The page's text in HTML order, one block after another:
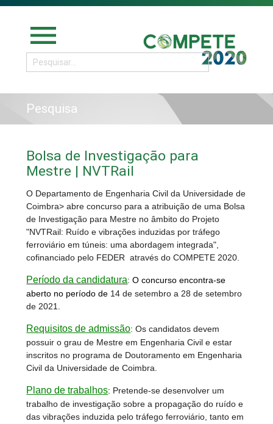
menu
Pesquisa
Bolsa de Investigação para
Mestre | NVTRail
O Departamento de Engenharia Civil da Universidade de
Coimbra> abre concurso para a atribuição de uma Bolsa
de Investigação para Mestre no âmbito do Projeto
"NVTRail: Ruído e vibrações induzidas por tráfego
ferroviário em túneis: uma abordagem integrada",
cofinanciado pelo FEDER através do COMPETE 2020.
Período da candidatura:O concurso encontra-se
aberto no período de 14 de setembro a 28 de setembro
de 2021.
Requisitos de admissão: Os candidatos devem
possuir o grau de Mestre em Engenharia Civil e estar
inscritos no programa de Doutoramento em Engenharia
Civil da Universidade de Coimbra.
Plano de trabalhos: Pretende-se desenvolver um
trabalho de investigação sobre a propagação do ruído e
das vibrações induzida pelo tráfego ferroviário, tanto em